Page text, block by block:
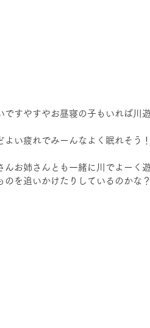
ですやすやお昼寝の子もいれば川
よい疲れでみーんなよく眠れそう
んお姉さんとも一緒に川でよーく
のを追いかけたりしているのかな